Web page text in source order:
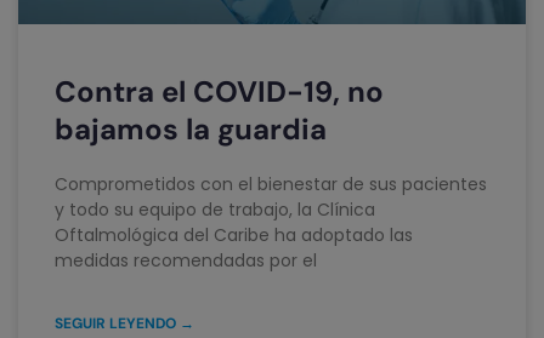
Contra el COVID-19, no
bajamos la guardia
Comprometidos con el bienestar de sus pacientes
y todo su equipo de trabajo, la Clínica
Oftalmológica del Caribe ha adoptado las
medidas recomendadas por el
SEGUIR LEYENDO →